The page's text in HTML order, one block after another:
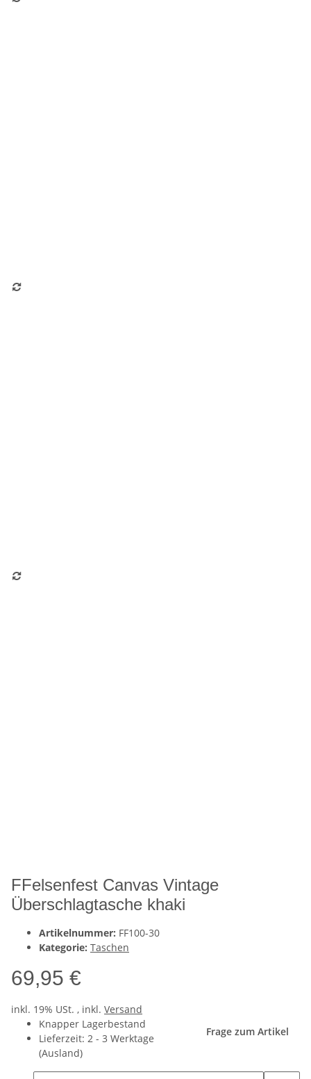
FFelsenfest Canvas Vintage
Überschlagtasche khaki
Artikelnummer: FF100-30
Kategorie: Taschen
69,95 €
inkl. 19% USt. , inkl. Versand
Knapper Lagerbestand
Lieferzeit: 2 - 3 Werktage
(Ausland)
Frage zum Artikel